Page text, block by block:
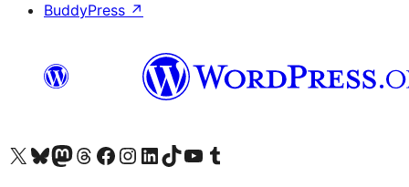
BuddyPress ↗
Visit our X (formerly Twitter) account
Visit our Bluesky account
Visit our Mastodon account
Visit our Threads account
Visit our Facebook page
Visit our Instagram account
Visit our LinkedIn account
Visit our TikTok account
Visit our YouTube channel
Visit our Tumblr account